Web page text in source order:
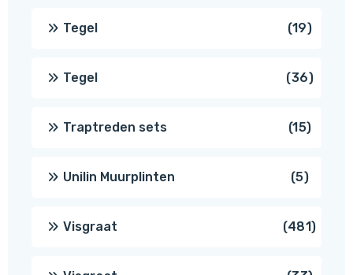
Tegel 1919
Tegel 3636
Traptreden sets 1515
Unilin Muurplinten 55
Visgraat 481481